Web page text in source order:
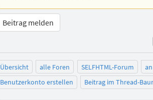
Beitrag melden
Übersicht alle Foren SELFHTML-Forum
Benutzerkonto erstellen
Beitrag im Thread-